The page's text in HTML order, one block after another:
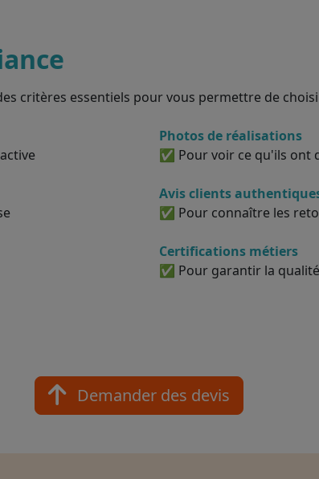
critères essentiels pour vous permettre de
Photos de réalisations
✅ Pour voir ce qu'ils ont
Avis clients
✅ Pour connaître les
Certifications métiers
✅ Pour garantir la
Demander des devis